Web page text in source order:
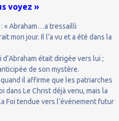
voyez »
« Abraham…a tressailli
mon jour. Il l’a vu et a été dans la
était dirigée vers lui ;
de son mystère.
il affirme que les patriarches
dans Le Christ déjà venu, mais la
Foi tendue vers l’événement futur